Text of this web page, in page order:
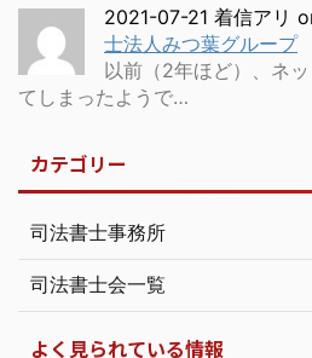
2021-07-21 着信アリ
士法人みつ葉グループ
以前（2年ほど）、ネ
てしまったようで…
カテゴリー
司法書士事務所
司法書士会一覧
よく見られている情報